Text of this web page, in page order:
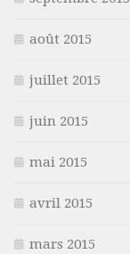
août 2015
juillet 2015
juin 2015
mai 2015
avril 2015
mars 2015